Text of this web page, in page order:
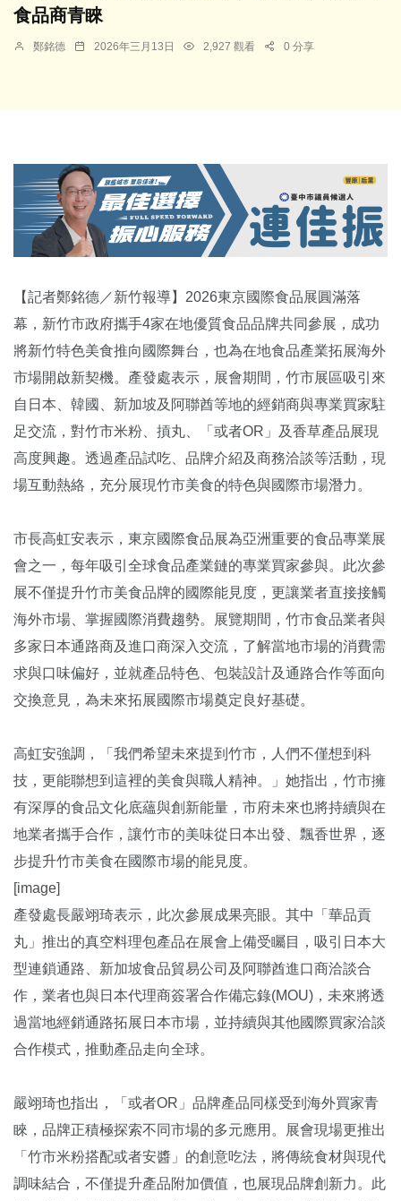
食品商青睞
鄭銘德 2026年三月13日 2,927 觀看 0 分享
【記者鄭銘德／新竹報導】2026東京國際食品展圓滿落
幕，新竹市政府攜手4家在地優質食品品牌共同參展，成功
將新竹特色美食推向國際舞台，也為在地食品產業拓展海外
市場開啟新契機。產發處表示，展會期間，竹市展區吸引來
自日本、韓國、新加坡及阿聯酋等地的經銷商與專業買家駐
足交流，對竹市米粉、摃丸、「或者OR」及香草產品展現
高度興趣。透過產品試吃、品牌介紹及商務洽談等活動，現
場互動熱絡，充分展現竹市美食的特色與國際市場潛力。
市長高虹安表示，東京國際食品展為亞洲重要的食品專業展
會之一，每年吸引全球食品產業鏈的專業買家參與。此次參
展不僅提升竹市美食品牌的國際能見度，更讓業者直接接觸
海外市場、掌握國際消費趨勢。展覽期間，竹市食品業者與
多家日本通路商及進口商深入交流，了解當地市場的消費需
求與口味偏好，並就產品特色、包裝設計及通路合作等面向
交換意見，為未來拓展國際市場奠定良好基礎。
高虹安強調，「我們希望未來提到竹市，人們不僅想到科
技，更能聯想到這裡的美食與職人精神。」她指出，竹市擁
有深厚的食品文化底蘊與創新能量，市府未來也將持續與在
地業者攜手合作，讓竹市的美味從日本出發、飄香世界，逐
步提升竹市美食在國際市場的能見度。
[image]
產發處長嚴翊琦表示，此次參展成果亮眼。其中「華品貢
丸」推出的真空料理包產品在展會上備受矚目，吸引日本大
型連鎖通路、新加坡食品貿易公司及阿聯酋進口商洽談合
作，業者也與日本代理商簽署合作備忘錄(MOU)，未來將透
過當地經銷通路拓展日本市場，並持續與其他國際買家洽談
合作模式，推動產品走向全球。
嚴翊琦也指出，「或者OR」品牌產品同樣受到海外買家青
睞，品牌正積極探索不同市場的多元應用。展會現場更推出
「竹市米粉搭配或者安醬」的創意吃法，將傳統食材與現代
調味結合，不僅提升產品附加價值，也展現品牌創新力。此